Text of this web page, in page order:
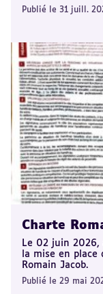
Publié le 31 juill.
Charte
Le 02 juin 2026,
la mise en
Romain Jacob.
Publié le 29 mai